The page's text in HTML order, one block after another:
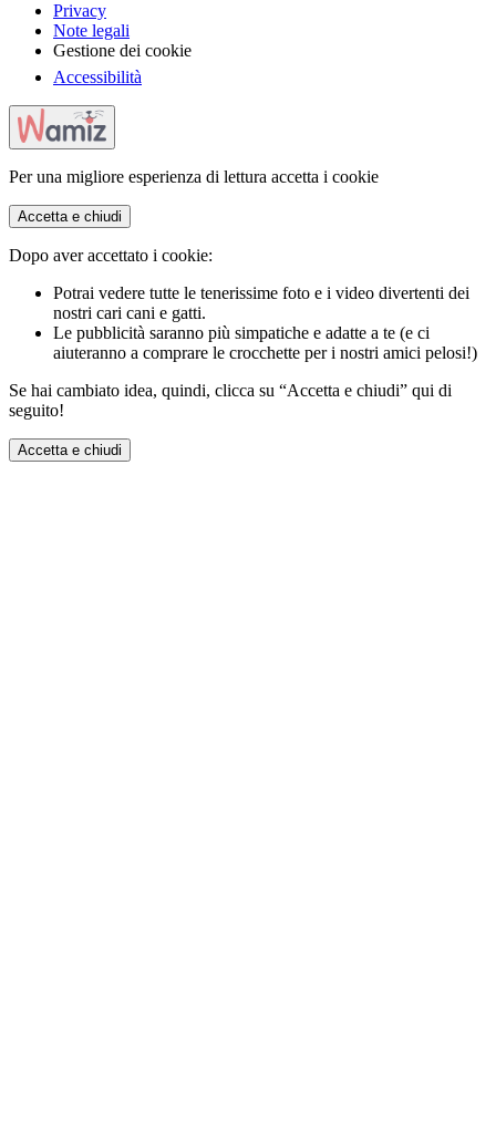
Privacy
Note legali
Gestione dei cookie
Accessibilità
Per una migliore esperienza di lettura accetta i cookie
Accetta e chiudi
Dopo aver accettato i cookie:
Potrai vedere tutte le tenerissime foto e i video divertenti dei
nostri cari cani e gatti.
Le pubblicità saranno più simpatiche e adatte a te (e ci
aiuteranno a comprare le crocchette per i nostri amici pelosi!)
Se hai cambiato idea, quindi, clicca su “Accetta e chiudi” qui di
seguito!
Accetta e chiudi